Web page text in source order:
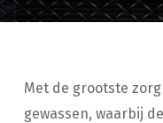
Met de grootste
gewassen, waarbij